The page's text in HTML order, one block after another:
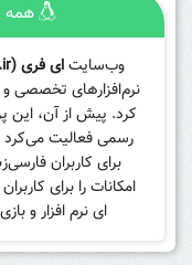
همه
وب‌سایتای فری (Afree.ir)
نرم‌افزارهای تخصصی و
کرد. پیش از آن، این
رسمی فعالیت می‌کرد
برای کاربران
امکانات را برای
ای نرم افزار و